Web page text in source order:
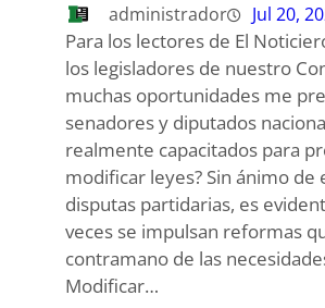
administrador Jul 20,
Para los lectores de El
los legisladores de nuestro
muchas oportunidades me
senadores y diputados
realmente capacitados para
modificar leyes? Sin ánimo de
disputas partidarias, es
veces se impulsan reformas
contramano de las
Modificar…